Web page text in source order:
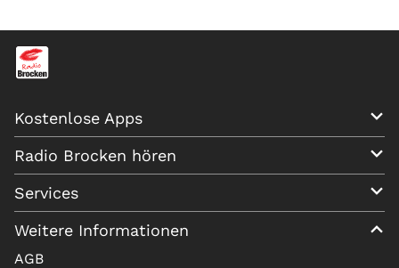
Kostenlose Apps
Radio Brocken hören
Services
Weitere Informationen
AGB